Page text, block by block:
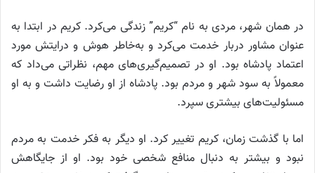
در همان شهر، مردی به نام “کریم” زندگی می‌کرد. کریم در ابتدا به
عنوان مشاور دربار خدمت می‌کرد و به‌خاطر هوش و درایتش مورد
اعتماد پادشاه بود. او در تصمیم‌گیری‌های مهم، نظراتی می‌داد که
معمولاً به سود شهر و مردم بود. پادشاه از او رضایت داشت و به او
مسئولیت‌های بیشتری سپرد.
اما با گذشت زمان، کریم تغییر کرد. او دیگر به فکر خدمت به مردم
نبود و بیشتر به دنبال منافع شخصی خود بود. او از جایگاهش